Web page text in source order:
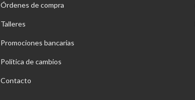
Órdenes de compra
Talleres
Promociones bancarias
Política de cambios
Contacto